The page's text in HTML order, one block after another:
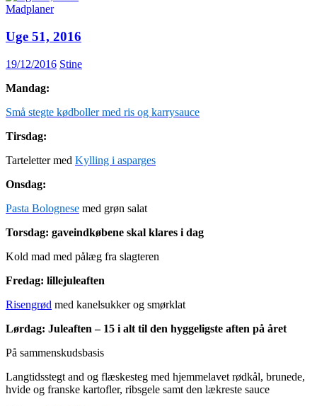
Madplaner
Uge 51, 2016
19/12/2016 Stine
Mandag:
Små stegte kødboller med ris og karrysauce
Tirsdag:
Tarteletter med Kylling i asparges
Onsdag:
Pasta Bolognese med grøn salat
Torsdag: gaveindkøbene skal klares i dag
Kold mad med pålæg fra slagteren
Fredag: lillejuleaften
Risengrød med kanelsukker og smørklat
Lørdag: Juleaften – 15 i alt til den hyggeligste aften på året
På sammenskudsbasis
Langtidsstegt and og flæskesteg med hjemmelavet rødkål, brunede,
hvide og franske kartofler, ribsgele samt den lækreste sauce